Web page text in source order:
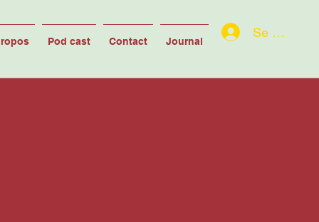
Pod cast Contact Journal
Se